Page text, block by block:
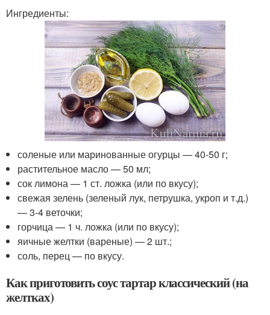
Ингредиенты:
соленые или маринованные огурцы — 40-50 г;
растительное масло — 50 мл;
сок лимона — 1 ст. ложка (или по вкусу);
свежая зелень (зеленый лук, петрушка, укроп и т.д.)
— 3-4 веточки;
горчица — 1 ч. ложка (или по вкусу);
яичные желтки (вареные) — 2 шт.;
соль, перец — по вкусу.
Как приготовить соус тартар классический (на
желтках)